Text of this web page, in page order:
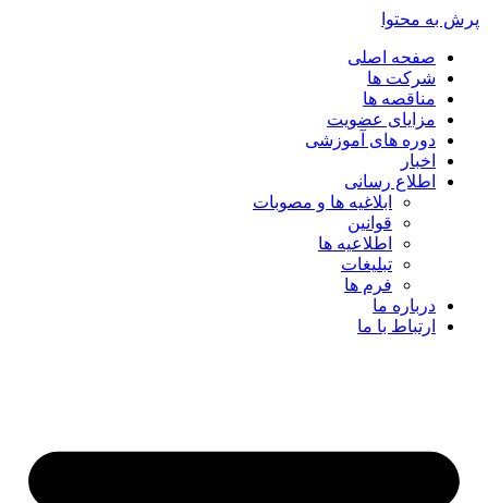
پرش به محتوا
صفحه اصلی
شرکت ها
مناقصه ها
مزایای عضویت
دوره های آموزشی
اخبار
اطلاع رسانی
ابلاغیه ها و مصوبات
قوانین
اطلاعیه ها
تبلیغات
فرم ها
درباره ما
ارتباط با ما